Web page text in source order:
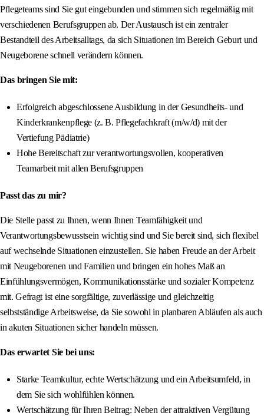
Pflegeteams sind Sie gut eingebunden und stimmen sich regelmäßig mit
verschiedenen Berufsgruppen ab. Der Austausch ist ein zentraler
Bestandteil des Arbeitsalltags, da sich Situationen im Bereich Geburt und
Neugeborene schnell verändern können.
Das bringen Sie mit:
Erfolgreich abgeschlossene Ausbildung in der Gesundheits- und
Kinderkrankenpflege (z. B. Pflegefachkraft (m/w/d) mit der
Vertiefung Pädiatrie)
Hohe Bereitschaft zur verantwortungsvollen, kooperativen
Teamarbeit mit allen Berufsgruppen
Passt das zu mir?
Die Stelle passt zu Ihnen, wenn Ihnen Teamfähigkeit und
Verantwortungsbewusstsein wichtig sind und Sie bereit sind, sich flexibel
auf wechselnde Situationen einzustellen. Sie haben Freude an der Arbeit
mit Neugeborenen und Familien und bringen ein hohes Maß an
Einfühlungsvermögen, Kommunikationsstärke und sozialer Kompetenz
mit. Gefragt ist eine sorgfältige, zuverlässige und gleichzeitig
selbstständige Arbeitsweise, da Sie sowohl in planbaren Abläufen als auch
in akuten Situationen sicher handeln müssen.
Das erwartet Sie bei uns:
Starke Teamkultur, echte Wertschätzung und ein Arbeitsumfeld, in
dem Sie sich wohlfühlen können.
Wertschätzung für Ihren Beitrag: Neben der attraktiven Vergütung